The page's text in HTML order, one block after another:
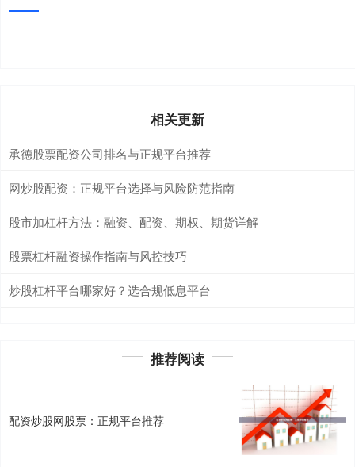
相关更新
承德股票配资公司排名与正规平台推荐
网炒股配资：正规平台选择与风险防范指南
股市加杠杆方法：融资、配资、期权、期货详解
股票杠杆融资操作指南与风控技巧
炒股杠杆平台哪家好？选合规低息平台
推荐阅读
配资炒股网股票：正规平台推荐